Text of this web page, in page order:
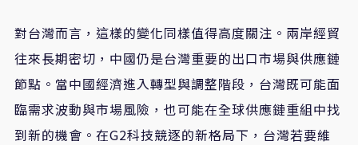
對台灣而言，這樣的變化同樣值得高度關注。兩岸經貿
往來長期密切，中國仍是台灣重要的出口市場與供應鏈
節點。當中國經濟進入轉型與調整階段，台灣既可能面
臨需求波動與市場風險，也可能在全球供應鏈重組中找
到新的機會。在G2科技競逐的新格局下，台灣若要維